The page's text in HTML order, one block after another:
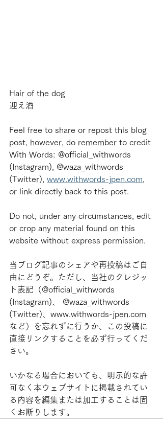
Hair of the dog
迎え酒
Feel free to share or repost this blog
post, however, do remember to credit
With Words: @official_withwords
(Instagram), @waza_withwords
(Twitter), www.withwords-jpen.com
or link directly back to this post.
Do not, under any circumstances, edit
or crop any material found on this
website without express permission.
当ブログ記事のシェアや再投稿はご自
由にどうぞ。ただし、当社のクレジッ
ト表記（@official_withwords
(Instagram)、 @waza_withwords
(Twitter)、www.withwords-jpen.com
など）を忘れずに行うか、この投稿に
直接リンクすることを必ず行ってくだ
さい。
いかなる場合においても、明示的な許
可なく本ウェブサイトに掲載されてい
る内容を編集または加工することは固
くお断りします。